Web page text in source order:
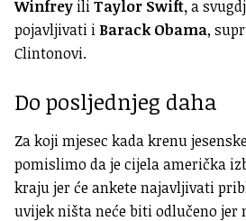
Winfrey iliTaylor Swift,a
pojavljivati i Barack Obama,
Clintonovi.
Do posljednjeg daha
Za koji mjesec kada krenu
pomislimo da je cijela američka
kraju jer će ankete najavljivati
uvijek ništa neće biti odlučeno jer